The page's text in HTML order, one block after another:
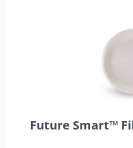
Future Smart™